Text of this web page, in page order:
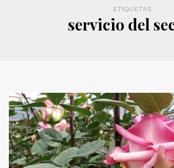
ETIQUETAS
servicio del